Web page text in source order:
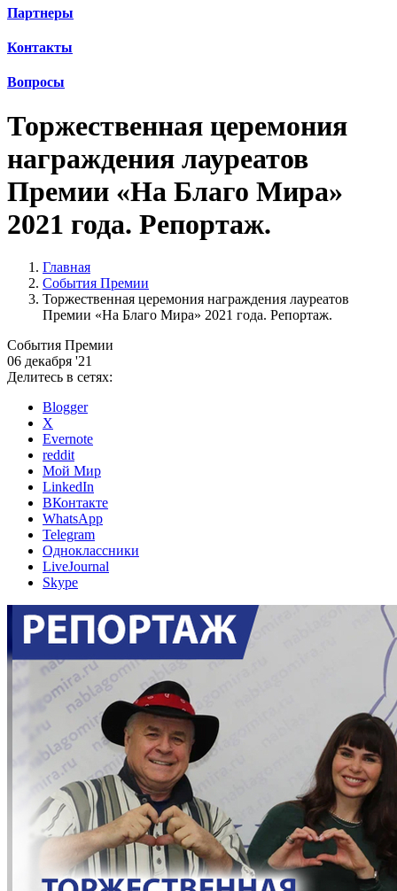
Партнеры
Контакты
Вопросы
Торжественная церемония
награждения лауреатов
Премии «На Благо Мира»
2021 года. Репортаж.
Главная
События Премии
Торжественная церемония награждения лауреатов
Премии «На Благо Мира» 2021 года. Репортаж.
События Премии
06 декабря '21
Делитесь в сетях:
Blogger
X
Evernote
reddit
Мой Мир
LinkedIn
ВКонтакте
WhatsApp
Telegram
Одноклассники
LiveJournal
Skype